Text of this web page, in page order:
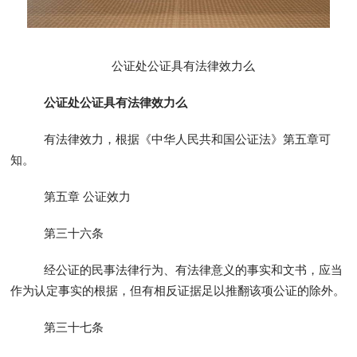
公证处公证具有法律效力么
公证处公证具有法律效力么
有法律效力，根据《中华人民共和国公证法》第五章可
知。
第五章 公证效力
第三十六条
经公证的民事法律行为、有法律意义的事实和文书，应当
作为认定事实的根据，但有相反证据足以推翻该项公证的除外。
第三十七条